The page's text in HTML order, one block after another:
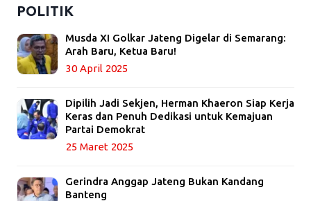
POLITIK
Musda XI Golkar Jateng Digelar di Semarang:
Arah Baru, Ketua Baru!
30 April 2025
Dipilih Jadi Sekjen, Herman Khaeron Siap Kerja
Keras dan Penuh Dedikasi untuk Kemajuan
Partai Demokrat
25 Maret 2025
Gerindra Anggap Jateng Bukan Kandang
Banteng